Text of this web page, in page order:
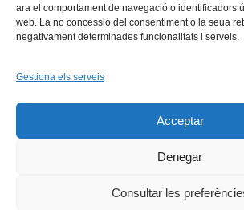
ara el comportament de navegació o identificadors
web. La no concessió del consentiment o la seua
negativament determinades funcionalitats i serveis.
Gestiona els serveis
Acceptar
Denegar
Consultar les
Instagram
INICI QUI SOM
DESENVOLUPAMENT SOSTENIBLE
AVÍS LEGAL
Copyright © 2026 - Xarxa Vives